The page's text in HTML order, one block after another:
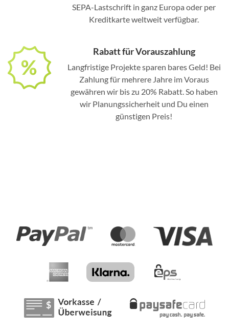
SEPA-Lastschrift in ganz Europa oder per
Kreditkarte weltweit verfügbar.
Rabatt für Vorauszahlung
Langfristige Projekte sparen bares Geld! Bei
Zahlung für mehrere Jahre im Voraus
gewähren wir bis zu 20% Rabatt. So haben
wir Planungssicherheit und Du einen
günstigen Preis!